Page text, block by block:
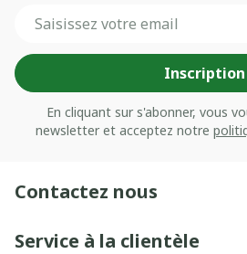
Inscription
En cliquant sur s'abonner, vous
newsletter et acceptez notre
Contactez nous
Service à la clientèle